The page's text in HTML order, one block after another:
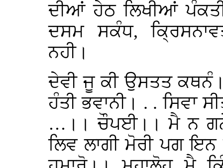
ਦੀਆਂ ਹੇਠ ਲਿਖੀਆਂ
ਦਸਮ ਸਕੰਧ,
ਨਹੀ।
ਦੇਵੀ ਜੂ ਕੀ ਉਸਤਤ
ਹੰਤੀ ਭਵਾਨੀ। . . ਸਿਵਾ
…।। ਚੌਪਈ।। ਮੈ ਨ
ਲਿਵ ਲਾਗੀ ਮੋਰੀ ਪਗ